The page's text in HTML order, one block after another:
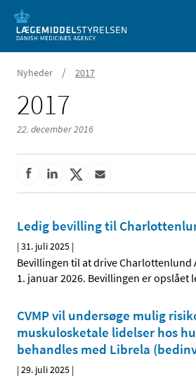
Nyheder / 2017
2017
22. december 2016
Ledig bevilling til
|31. juli 2025 |
Bevillingen til at drive Charlottenlund
1. januar 2026. Bevillingen er opslået
CVMP vil undersøge mulig
muskulosketale lidelser hos
behandles med Librela
|29. juli 2025 |